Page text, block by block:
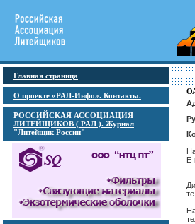
Главная страница
О проекте «РАЛ-Инфо». Контакты.
РОССИЙСКАЯ АССОЦИАЦИЯ
ЛИТЕЙЩИКОВ ( РАЛ ). Журнал
"Литейщик России"